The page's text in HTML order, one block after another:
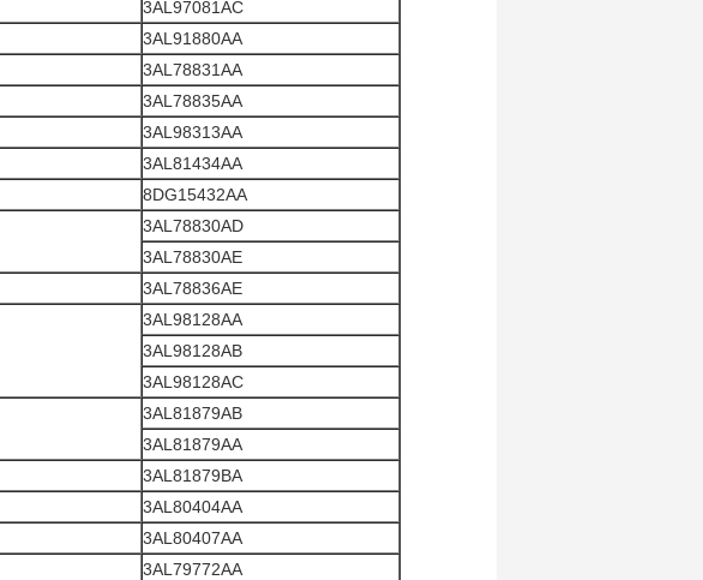
3AL97081AC
3AL91880AA
3AL78831AA
3AL78835AA
3AL98313AA
3AL81434AA
8DG15432AA
3AL78830AD
3AL78830AE
3AL78836AE
3AL98128AA
3AL98128AB
3AL98128AC
3AL81879AB
3AL81879AA
3AL81879BA
3AL80404AA
3AL80407AA
3AL79772AA